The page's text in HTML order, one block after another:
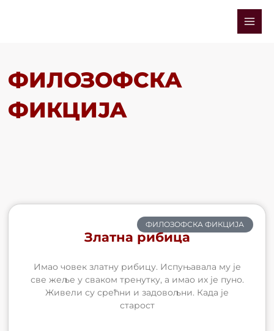
Main
ФИЛОЗОФСКА
ФИКЦИЈА
ФИЛОЗОФСКА ФИКЦИЈА
Златна рибица
Имао човек златну рибицу. Испуњавала му је
све жеље у сваком тренутку, а имао их је пуно.
Живели су срећни и задовољни. Када је
старост